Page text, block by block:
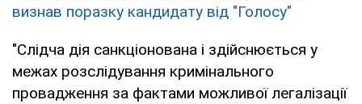
визнав поразку кандидату від "Голосу"
"Слідча дія санкціонована і здійснюється у
межах розслідування кримінального
провадження за фактами можливої легалізації